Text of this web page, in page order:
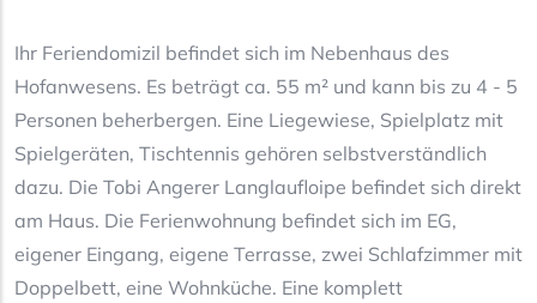
Ihr Feriendomizil befindet sich im Nebenhaus des
Hofanwesens. Es beträgt ca. 55 m² und kann bis zu 4 - 5
Personen beherbergen. Eine Liegewiese, Spielplatz mit
Spielgeräten, Tischtennis gehören selbstverständlich
dazu. Die Tobi Angerer Langlaufloipe befindet sich direkt
am Haus. Die Ferienwohnung befindet sich im EG,
eigener Eingang, eigene Terrasse, zwei Schlafzimmer mit
Doppelbett, eine Wohnküche. Eine komplett